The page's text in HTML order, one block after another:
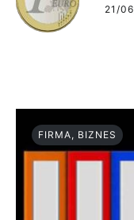
21/
FIRMA, BIZNES